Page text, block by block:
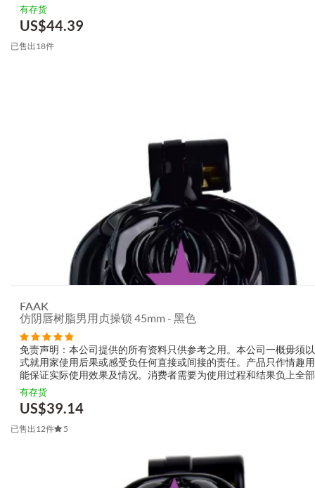
有存货
US$44.39
已售出18件
FAAK
仿阴唇树脂男用贞操锁 45mm - 黑色
免责声明：本公司提供的所有资料只供参考之用。本公司一概毋须
式就用家使用后果或感受负任何直接或间接的责任。产品只作情趣
能保证实际使用效果及情况。消费者需要为使用过程和结果负上全
生产商无需要以任何方式为任何直接或间接的失误负责，包括但不
的损毁，受伤或者任何伤害
有存货
US$39.14
已售出12件 5